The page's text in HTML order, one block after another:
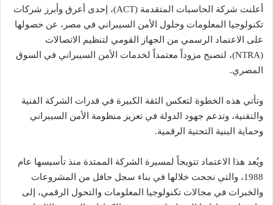
أعلنت شركة الحاسبات المتقدمة (ACT)، إحدى أعرق وأبرز شركات
تكنولوجيا المعلومات وحلول الأمن السيبراني في مصر، عن حصولها
على الاعتماد الرسمي من الجهاز القومي لتنظيم الاتصالات
(NTRA)، لتصبح مزوداً معتمداً لخدمات الأمن السيبراني في السوق
المصري.
وتأتي هذه الخطوة لتعكس الثقة الكبيرة في قدرات الشركة الفنية
والتقنية، وتدعم جهود الدولة في تعزيز منظومة الأمن السيبراني
وحماية البنية التحتية الرقمية.
ويُعد هذا الاعتماد تتويجاً لمسيرة الشركة الممتدة منذ تأسيسها عام
1988، والتي نجحت خلالها في بناء سجل حافل من المشروعات
والخبرات في مجالات تكنولوجيا المعلومات والتحول الرقمي، إلى